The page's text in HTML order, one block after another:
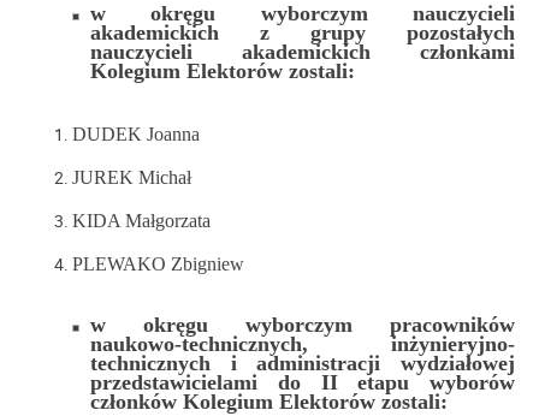
w okręgu wyborczym nauczycieli
akademickich z grupy pozostałych
nauczycieli akademickich członkami
Kolegium Elektorów zostali:
DUDEK Joanna
JUREK Michał
KIDA Małgorzata
PLEWAKO Zbigniew
w okręgu wyborczym pracowników
naukowo-technicznych, inżynieryjno-
technicznych i administracji wydziałowej
przedstawicielami do II etapu wyborów
członków Kolegium Elektorów zostali: